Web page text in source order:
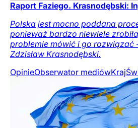
Raport Faziego. Krasnodębski:
Polska jest mocno poddana
ponieważ bardzo niewiele
problemie mówić i go rozwiązać
Zdzisław Krasnodębski.
OpinieObserwator mediówKraj